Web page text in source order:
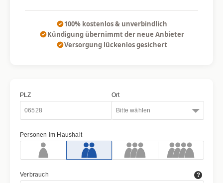
100% kostenlos & unverbindlich
Kündigung übernimmt der neue Anbieter
Versorgung lückenlos gesichert